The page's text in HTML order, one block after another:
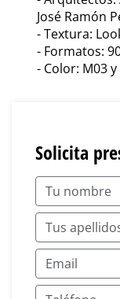
José Ramón
- Textura:
- Formatos:
- Color: M03
Solicita